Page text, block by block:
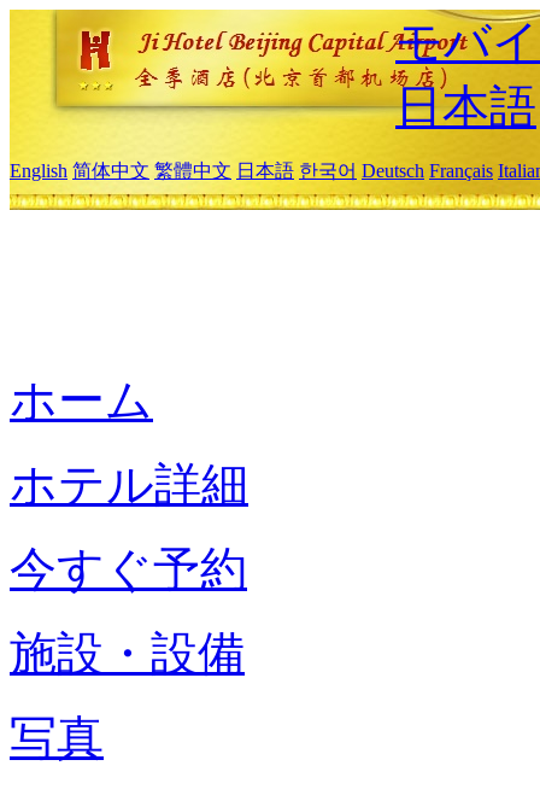
モバ
日本語
English 简体中文 繁體中文 日本語 한국어 Deutsch Français
ホーム
ホテル詳細
今すぐ予約
施設・設備
写真